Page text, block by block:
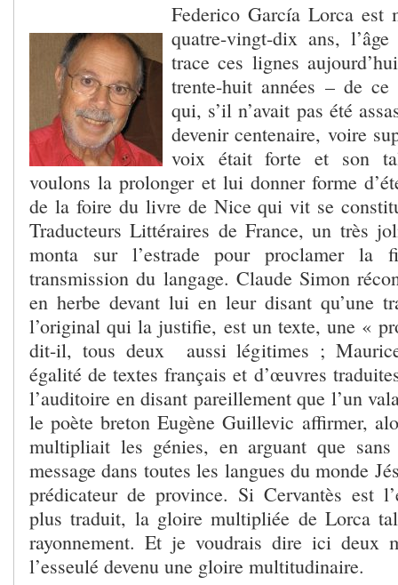
Federico García Lorca
quatre-vingt-dix ans,
trace ces lignes
trente-huit années – de ce
qui, s’il n’avait pas été
devenir centenaire, voire
voix était forte et son
voulons la prolonger et lui donner forme
de la foire du livre de Nice qui vit se
Traducteurs Littéraires de France, un très
monta sur l’estrade pour proclamer
transmission du langage. Claude Simon
en herbe devant lui en leur disant qu’une
l’original qui la justifie, est un texte, une «
dit-il, tous deux aussi légitimes ;
égalité de textes français et d’œuvres
l’auditoire en disant pareillement que l’un
le poète breton Eugène Guillevic affirmer,
multipliait les génies, en arguant que
message dans toutes les langues du monde
prédicateur de province. Si Cervantès est
plus traduit, la gloire multipliée de Lorca
rayonnement. Et je voudrais dire ici deux
l’esseulé devenu une gloire multitudinaire.